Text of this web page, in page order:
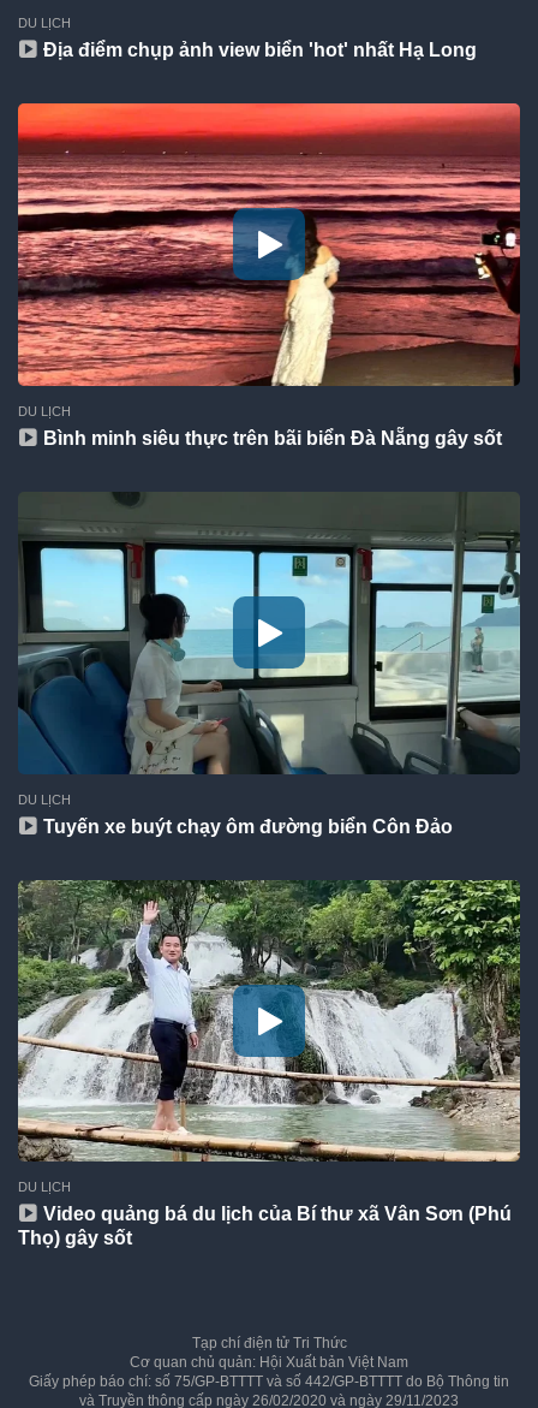
DU LỊCH
Địa điểm chụp ảnh view biển 'hot' nhất Hạ Long
DU LỊCH
Bình minh siêu thực trên bãi biển Đà Nẵng gây sốt
DU LỊCH
Tuyến xe buýt chạy ôm đường biển Côn Đảo
DU LỊCH
Video quảng bá du lịch của Bí thư xã Vân Sơn (Phú
Thọ) gây sốt
Tạp chí điện tử Tri Thức
Cơ quan chủ quản: Hội Xuất bản Việt Nam
Giấy phép báo chí: số 75/GP-BTTTT và số 442/GP-BTTTT do Bộ Thông tin
và Truyền thông cấp ngày 26/02/2020 và ngày 29/11/2023